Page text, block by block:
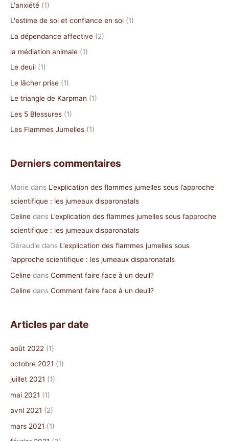
e
r
:
L'anxiété (1)
L'estime de soi et confiance en soi (1)
La dépendance affective (2)
la médiation animale (1)
Le deuil (1)
Le lâcher prise (1)
Le triangle de Karpman (1)
Les 5 Blessures (1)
Les Flammes Jumelles (1)
Derniers commentaires
Marie dans L’explication des flammes jumelles sous l’approche
scientifique : les jumeaux disparonatals
Celine dans L’explication des flammes jumelles sous l’approche
scientifique : les jumeaux disparonatals
Géraudie dans L’explication des flammes jumelles sous
l’approche scientifique : les jumeaux disparonatals
Celine dans Comment faire face à un deuil?
Celine dans Comment faire face à un deuil?
Articles par date
août 2022 (1)
octobre 2021 (1)
juillet 2021 (1)
mai 2021 (1)
avril 2021 (2)
mars 2021 (1)